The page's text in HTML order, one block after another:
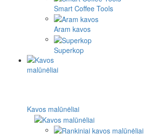
Smart Coffee Tools
Aram kavos
Superkop
Kavos malūnėliai